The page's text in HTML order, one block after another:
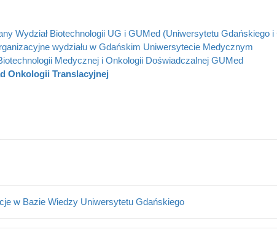
Wydział Biotechnologii UG i GUMed (Uniwersytetu Gdańskiego
wydziału w Gdańskim Uniwersytecie Medycznym
Medycznej i Onkologii Doświadczalnej GUMed
Onkologii Translacyjnej
w Bazie Wiedzy Uniwersytetu Gdańskiego